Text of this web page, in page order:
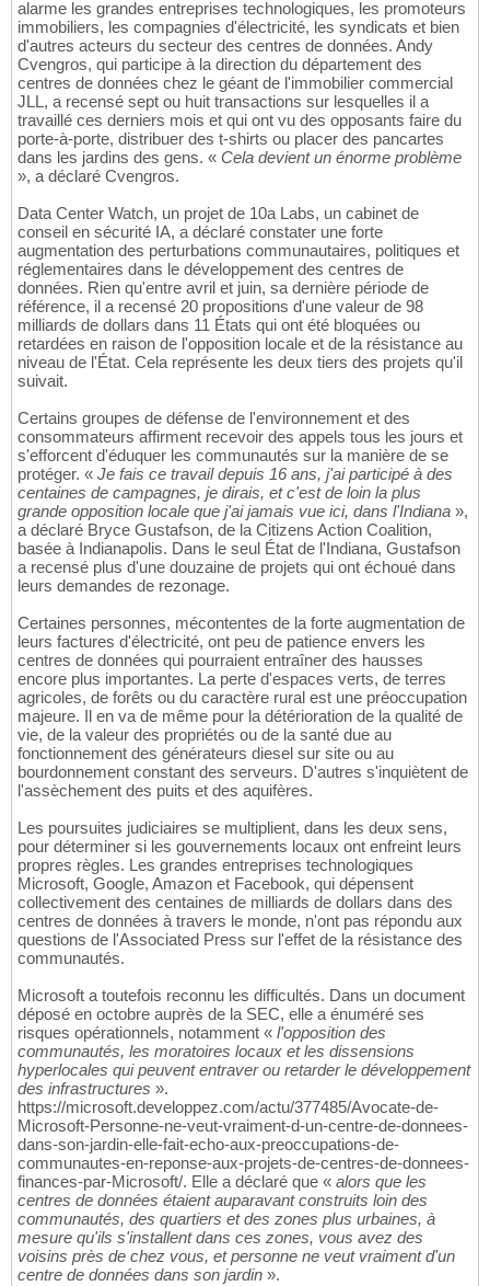
alarme les grandes entreprises technologiques, les promoteurs
immobiliers, les compagnies d'électricité, les syndicats et bien
d'autres acteurs du secteur des centres de données. Andy
Cvengros, qui participe à la direction du département des
centres de données chez le géant de l'immobilier commercial
JLL, a recensé sept ou huit transactions sur lesquelles il a
travaillé ces derniers mois et qui ont vu des opposants faire du
porte-à-porte, distribuer des t-shirts ou placer des pancartes
dans les jardins des gens. « Cela devient un énorme problème
», a déclaré Cvengros.
Data Center Watch, un projet de 10a Labs, un cabinet de
conseil en sécurité IA, a déclaré constater une forte
augmentation des perturbations communautaires, politiques et
réglementaires dans le développement des centres de
données. Rien qu'entre avril et juin, sa dernière période de
référence, il a recensé 20 propositions d'une valeur de 98
milliards de dollars dans 11 États qui ont été bloquées ou
retardées en raison de l'opposition locale et de la résistance au
niveau de l'État. Cela représente les deux tiers des projets qu'il
suivait.
Certains groupes de défense de l'environnement et des
consommateurs affirment recevoir des appels tous les jours et
s'efforcent d'éduquer les communautés sur la manière de se
protéger. « Je fais ce travail depuis 16 ans, j'ai participé à des
centaines de campagnes, je dirais, et c'est de loin la plus
grande opposition locale que j'ai jamais vue ici, dans l'Indiana »,
a déclaré Bryce Gustafson, de la Citizens Action Coalition,
basée à Indianapolis. Dans le seul État de l'Indiana, Gustafson
a recensé plus d'une douzaine de projets qui ont échoué dans
leurs demandes de rezonage.
Certaines personnes, mécontentes de la forte augmentation de
leurs factures d'électricité, ont peu de patience envers les
centres de données qui pourraient entraîner des hausses
encore plus importantes. La perte d'espaces verts, de terres
agricoles, de forêts ou du caractère rural est une préoccupation
majeure. Il en va de même pour la détérioration de la qualité de
vie, de la valeur des propriétés ou de la santé due au
fonctionnement des générateurs diesel sur site ou au
bourdonnement constant des serveurs. D'autres s'inquiètent de
l'assèchement des puits et des aquifères.
Les poursuites judiciaires se multiplient, dans les deux sens,
pour déterminer si les gouvernements locaux ont enfreint leurs
propres règles. Les grandes entreprises technologiques
Microsoft, Google, Amazon et Facebook, qui dépensent
collectivement des centaines de milliards de dollars dans des
centres de données à travers le monde, n'ont pas répondu aux
questions de l'Associated Press sur l'effet de la résistance des
communautés.
Microsoft a toutefois reconnu les difficultés. Dans un document
déposé en octobre auprès de la SEC, elle a énuméré ses
risques opérationnels, notamment « l'opposition des
communautés, les moratoires locaux et les dissensions
hyperlocales qui peuvent entraver ou retarder le développement
des infrastructures ».
https://microsoft.developpez.com/actu/377485/Avocate-de-
Microsoft-Personne-ne-veut-vraiment-d-un-centre-de-donnees-
dans-son-jardin-elle-fait-echo-aux-preoccupations-de-
communautes-en-reponse-aux-projets-de-centres-de-donnees-
finances-par-Microsoft/. Elle a déclaré que « alors que les
centres de données étaient auparavant construits loin des
communautés, des quartiers et des zones plus urbaines, à
mesure qu'ils s'installent dans ces zones, vous avez des
voisins près de chez vous, et personne ne veut vraiment d'un
centre de données dans son jardin ».